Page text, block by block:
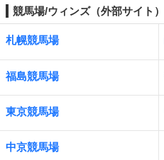
競馬場/ウィンズ（外部サイト）
札幌競馬場
福島競馬場
東京競馬場
中京競馬場